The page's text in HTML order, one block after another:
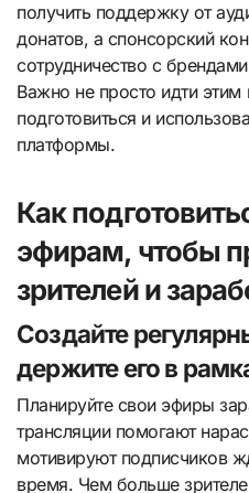
получить поддержку от
донатов, а спонсорский
сотрудничество с
Важно не просто идти этим
подготовиться и
платформы.
Как
эфирам, чтобы
зрителей и
Создайте
держите его в
Планируйте свои эфиры
трансляции помогают
мотивируют подписчиков
время. Чем больше